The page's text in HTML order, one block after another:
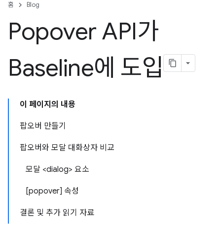
홈 Blog
Popover API가
Baseline에 도입
이 페이지의 내용
팝오버 만들기
팝오버와 모달 대화상자 비교
모달 <dialog> 요소
[popover] 속성
결론 및 추가 읽기 자료